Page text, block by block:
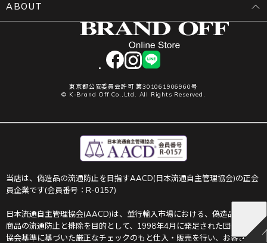
facebookinstagram
LINE
東京都公安委員会許可 第301061906960号
© K-Brand Off Co.,Ltd. All Rights Reserved.
ABOUT
当店は、偽造品の流通防止を目指すAACD(日本流通自主管理協会)の正会
員企業です(会員番号：R-0157)
日本流通自主管理協会(AACD)は、並行輸入市場における、偽造品や不正
商品の流通防止と排除を目的として、1998年4月に発足された団体です。
協会基準に基づいた厳正なチェックのもと仕入・販売を行い、お客さま